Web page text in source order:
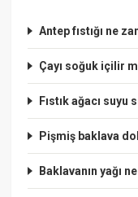
Antep fıstığı ne
Çayı soğuk içilir
Fıstık ağacı suyu
Pişmiş baklava
Baklavanın yağı